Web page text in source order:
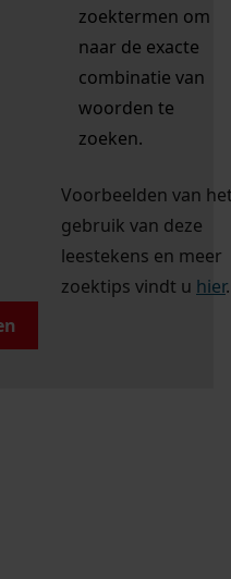
zoektermen om
naar de exacte
combinatie van
woorden te
zoeken.
Voorbeelden van
gebruik van deze
leestekens en meer
zoektips vindt u hier.